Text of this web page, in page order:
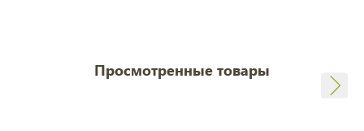
Просмотренные товары